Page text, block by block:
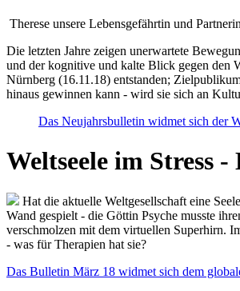
Therese unsere Lebensgefährtin und
Die letzten Jahre zeigen unerwartete
und der kognitive und kalte Blick gegen den
Nürnberg (16.11.18) entstanden;
hinaus gewinnen kann - wird sie sich an
Das Neujahrsbulletin widmet sich der
Weltseele im Stress
Hat die aktuelle Weltgesellschaft eine
Wand gespielt - die Göttin Psyche musste
verschmolzen mit dem virtuellen Superhirn.
- was für Therapien hat sie?
Das Bulletin März 18 widmet sich dem